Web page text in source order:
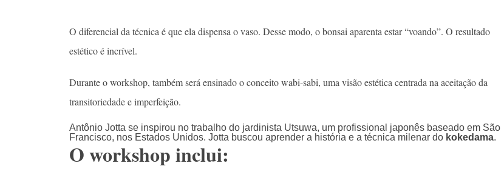
O diferencial da técnica é que ela dispensa o vaso. Desse modo, o bonsai aparenta estar “voando”. O resultado
estético é incrível.
Durante o workshop, também será ensinado o conceito wabi-sabi, uma visão estética centrada na aceitação da
transitoriedade e imperfeição.
Antônio Jotta se inspirou no trabalho do jardinista Utsuwa, um profissional japonês baseado em São
Francisco, nos Estados Unidos. Jotta buscou aprender a história e a técnica milenar do kokedama.
O workshop inclui: